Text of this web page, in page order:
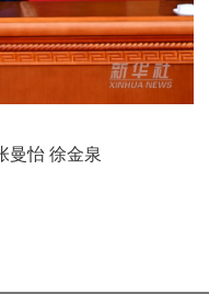
曼怡 徐金泉